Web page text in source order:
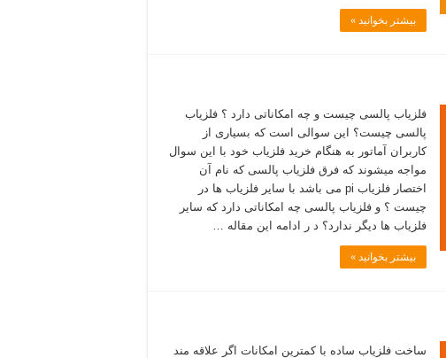
بیشتر بخوانید »
فلزیاب پالسی چیست و چه امکاناتی دارد ؟ فلزیاب
پالسی چیست؟ این سوالی است که بسیاری از
کاربران آماتور به هنگام خرید فلزیاب خود با این سوال
مواجه میشوند که فرق فلزیاب پالسی که نام آن
اختصار فلزیاب pi می باشد با سایر فلزیاب ها در
چیست ؟ و فلزیاب پالسی چه امکاناتی دارد که سایر
فلزیاب ها دیگر ندارد؟ د ر ادامه این مقاله …
بیشتر بخوانید »
ساخت فلزیاب ساده با کمترین امکانات اگر علاقه مند